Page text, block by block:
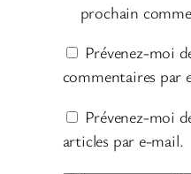
prochain
Prévenez-moi
commentaires par
Prévenez-moi
articles par e-mail.